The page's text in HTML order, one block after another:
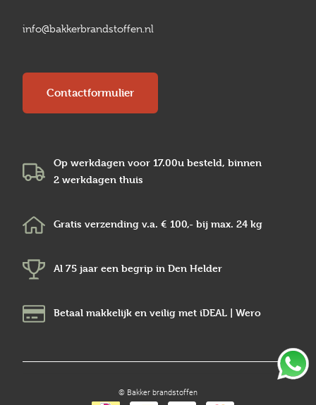
info@bakkerbrandstoffen.nl
Contactformulier
Op werkdagen voor 17.00u besteld, binnen
2 werkdagen thuis
Gratis verzending v.a. € 100,- bij max. 24 kg
Al 75 jaar een begrip in Den Helder
Betaal makkelijk en veilig met iDEAL | Wero
© Bakker brandstoffen